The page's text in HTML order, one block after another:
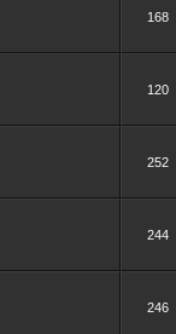
168
120
252
244
246